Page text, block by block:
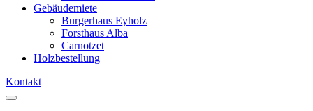
Gebäudemiete
Burgerhaus Eyholz
Forsthaus Alba
Carnotzet
Holzbestellung
Kontakt